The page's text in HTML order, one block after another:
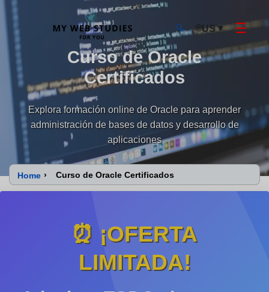
MyWebStudies - Página de inicio
🔍 🌐US▼ ☰
Curso de Oracle
Certificados
Explora formación online de Oracle para aprender
administración de bases de datos y desarrollo de
aplicaciones
Home › Curso de Oracle Certificados
⏰ ¡OFERTA
LIMITADA!